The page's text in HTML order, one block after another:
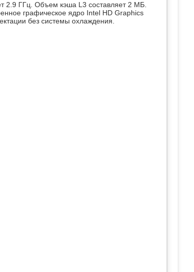
2.9 ГГц. Объем кэша L3 составляет 2 МБ.
графическое ядро Intel HD Graphics
без системы охлаждения.